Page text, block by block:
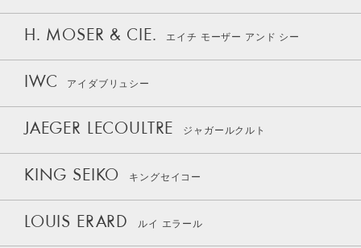
H. MOSER & CIE. エイチ モーザー アンド シー
IWC アイダブリュシー
JAEGER LECOULTRE ジャガールクルト
KING SEIKO キングセイコー
LOUIS ERARD ルイ エラール